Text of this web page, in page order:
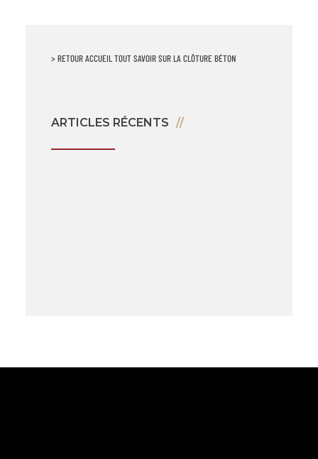
> RETOUR ACCUEIL TOUT SAVOIR SUR LA CLÔTURE BÉTON
ARTICLES RÉCENTS